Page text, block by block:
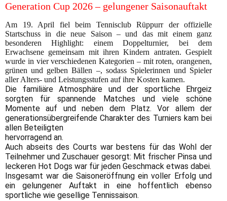
Generation Cup 2026 – gelungener Saisonauftakt
Am 19. April fiel beim Tennisclub Rüppurr der offizielle
Startschuss in dieneue Saison – und das mit einem ganz
besonderen Highlight: einem Doppelturnier, bei dem
Erwachsene gemeinsam mit ihren Kindern antraten. Gespielt
wurde in vierverschiedenen Kategorien – mit roten, orangenen,
grünen und gelben Bällen –, sodass Spielerinnen und Spieler
aller Alters- und Leistungsstufen auf ihre Kosten kamen.
Die familiäre Atmosphäre und der sportliche Ehrgeiz
sorgten für spannende Matches und viele schöne
Momente auf und neben dem Platz. Vor allem der
generationsübergreifende Charakter des Turniers kam bei
allen Beteiligten
hervorragend an.
Auch abseits des Courts war bestens für das Wohl der
Teilnehmer und Zuschauer gesorgt: Mit frischer Pinsa und
leckeren Hot Dogs war für jeden Geschmack etwas dabei.
Insgesamt war die Saisoneröffnung ein voller Erfolg und
ein gelungener Auftakt in eine hoffentlich ebenso
sportliche wie gesellige Tennissaison.